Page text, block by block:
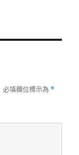
必填欄位標示為 *